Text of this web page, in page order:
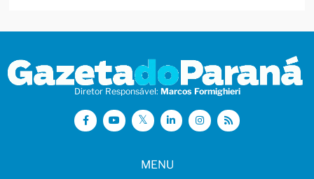
Diretor Responsável: Marcos Formighieri
MENU